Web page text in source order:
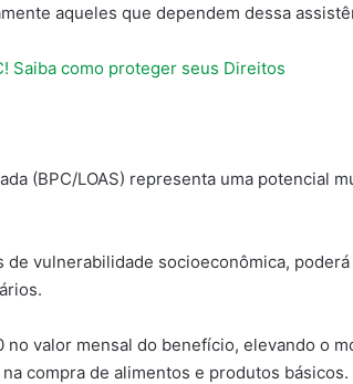
aqueles que dependem dessa
Saiba como proteger seus Direitos
(BPC/LOAS) representa uma potencial
vulnerabilidade socioeconômica,
valor mensal do benefício, elevando o
compra de alimentos e produtos básicos.